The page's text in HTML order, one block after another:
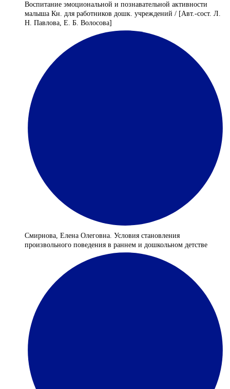
Воспитание эмоциональной и познавательной активности
малыша Кн. для работников дошк. учреждений / [Авт.-сост. Л.
Н. Павлова, Е. Б. Волосова]
Смирнова, Елена Олеговна. Условия становления
произвольного поведения в раннем и дошкольном детстве